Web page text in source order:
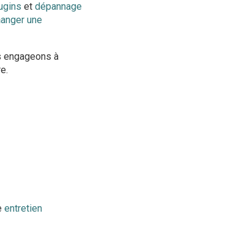
et dépannage
une
engageons à
entretien